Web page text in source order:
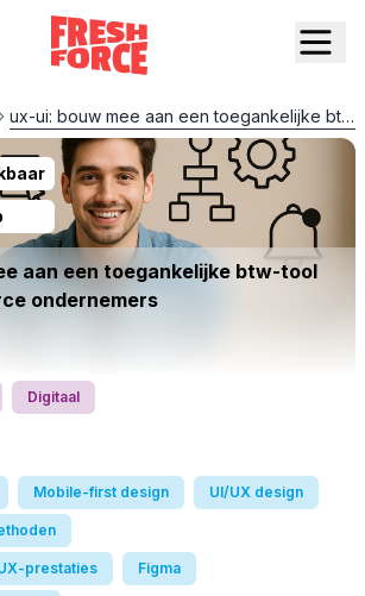
ux-ui: bouw mee aan een toegankelijke btw-tool voor e-commerce ondernemers
aan een toegankelijke btw-tool
ondernemers
Digitaal
Mobile-first design UI/UX design
prestaties Figma